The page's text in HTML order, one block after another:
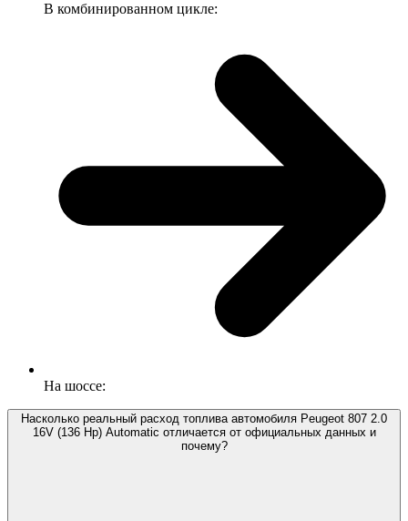
В комбинированном цикле:
На шоссе:
Насколько реальный расход топлива автомобиля Peugeot 807 2.0
16V (136 Hp) Automatic отличается от официальных данных и
почему?